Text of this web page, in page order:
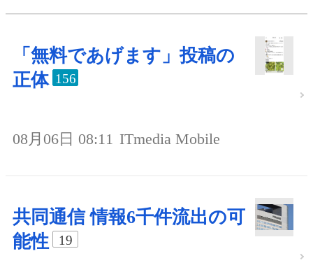
「無料であげます」投稿の
正体 156
08月06日 08:11 ITmedia Mobile
共同通信 情報6千件流出の可
能性
19